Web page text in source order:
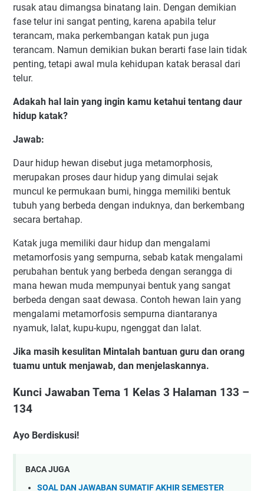
rusak atau dimangsa binatang lain. Dengan demikian
fase telur ini sangat penting, karena apabila telur
terancam, maka perkembangan katak pun juga
terancam. Namun demikian bukan berarti fase lain tidak
penting, tetapi awal mula kehidupan katak berasal dari
telur.
Adakah hal lain yang ingin kamu ketahui tentang daur
hidup katak?
Jawab:
Daur hidup hewan disebut juga metamorphosis,
merupakan proses daur hidup yang dimulai sejak
muncul ke permukaan bumi, hingga memiliki bentuk
tubuh yang berbeda dengan induknya, dan berkembang
secara bertahap.
Katak juga memiliki daur hidup dan mengalami
metamorfosis yang sempurna, sebab katak mengalami
perubahan bentuk yang berbeda dengan serangga di
mana hewan muda mempunyai bentuk yang sangat
berbeda dengan saat dewasa. Contoh hewan lain yang
mengalami metamorfosis sempurna diantaranya
nyamuk, lalat, kupu-kupu, ngenggat dan lalat.
Jika masih kesulitan Mintalah bantuan guru dan orang
tuamu untuk menjawab, dan menjelaskannya.
Kunci Jawaban Tema 1 Kelas 3 Halaman 133 –
134
Ayo Berdiskusi!
BACA JUGA
SOAL DAN JAWABAN SUMATIF AKHIR SEMESTER